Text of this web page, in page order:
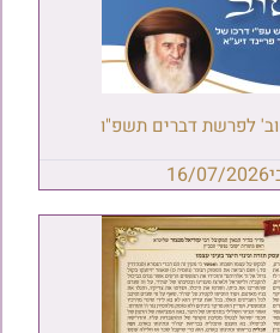
לפרשת דברים תשפ"ו
16/07/2026